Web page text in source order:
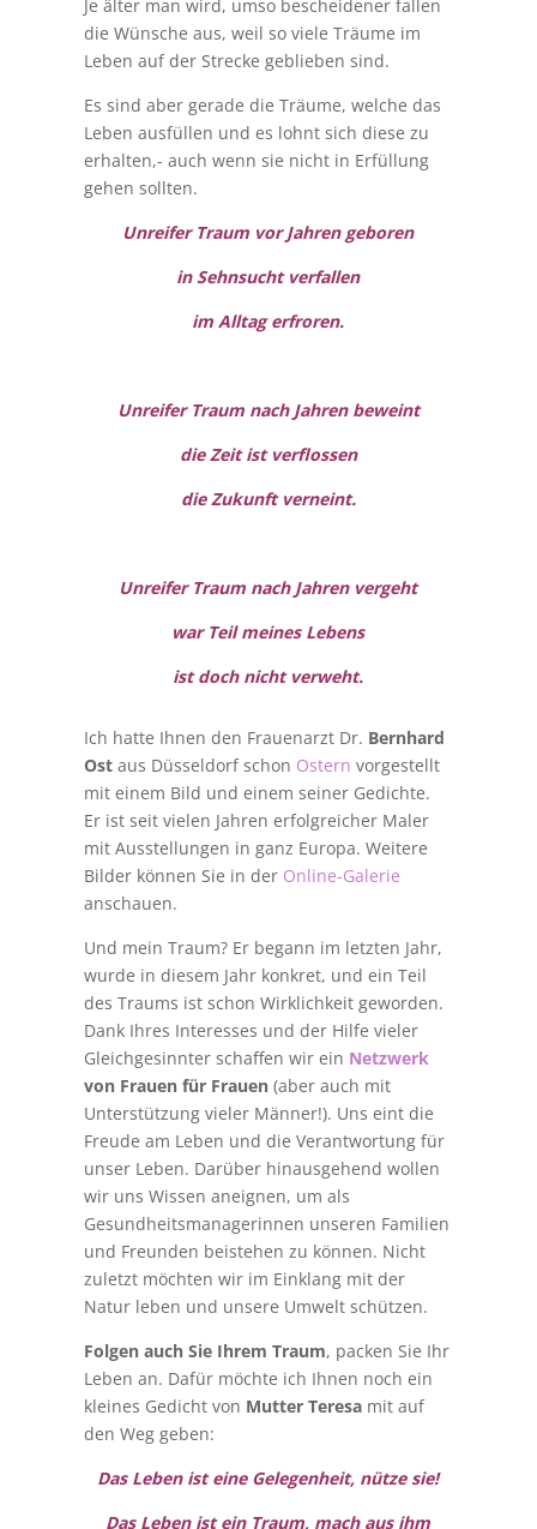
Je älter man wird, umso bescheidener fallen
die Wünsche aus, weil so viele Träume im
Leben auf der Strecke geblieben sind.
Es sind aber gerade die Träume, welche das
Leben ausfüllen und es lohnt sich diese zu
erhalten,- auch wenn sie nicht in Erfüllung
gehen sollten.
Unreifer Traum vor Jahren geboren
in Sehnsucht verfallen
im Alltag erfroren.
Unreifer Traum nach Jahren beweint
die Zeit ist verflossen
die Zukunft verneint.
Unreifer Traum nach Jahren vergeht
war Teil meines Lebens
ist doch nicht verweht.
Ich hatte Ihnen den Frauenarzt Dr. Bernhard
Ostaus Düsseldorf schon Ostern vorgestellt
mit einem Bild und einem seiner Gedichte.
Er ist seit vielen Jahren erfolgreicher Maler
mit Ausstellungen in ganz Europa. Weitere
Bilder können Sie in der Online-Galerie
anschauen.
Und mein Traum? Er begann im letzten Jahr,
wurde in diesem Jahr konkret, und ein Teil
des Traums ist schon Wirklichkeit geworden.
Dank Ihres Interesses und der Hilfe vieler
Gleichgesinnter schaffen wir ein Netzwerk
von Frauen für Frauen(aber auch mit
Unterstützung vieler Männer!). Uns eint die
Freude am Leben und die Verantwortung für
unser Leben. Darüber hinausgehend wollen
wir uns Wissen aneignen, um als
Gesundheitsmanagerinnen unseren Familien
und Freunden beistehen zu können. Nicht
zuletzt möchten wir im Einklang mit der
Natur leben und unsere Umwelt schützen.
Folgen auch Sie Ihrem Traum, packen Sie Ihr
Leben an. Dafür möchte ich Ihnen noch ein
kleines Gedicht von Mutter Teresamit auf
den Weg geben:
Das Leben ist eine Gelegenheit, nütze sie!
Das Leben ist ein Traum, mach aus ihm